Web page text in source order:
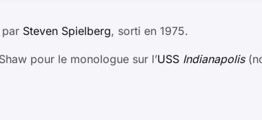
Steven Spielberg, sorti en 1975.
pour le monologue sur l’USS Indianapolis